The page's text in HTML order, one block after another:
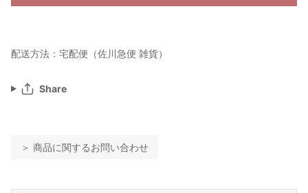
配送方法：宅配便（佐川急便 雑貨）
Share
＞ 商品に関するお問い合わせ